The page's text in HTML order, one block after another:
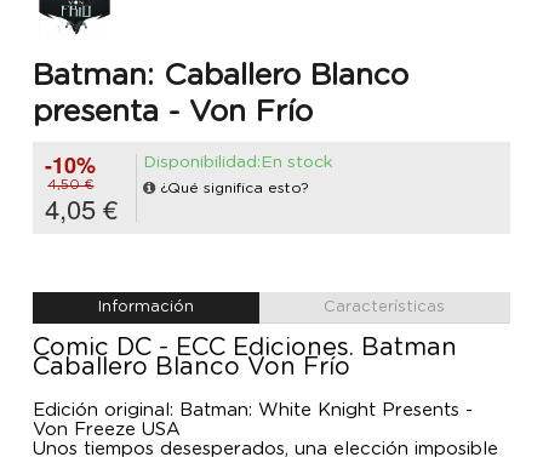
Batman: Caballero Blanco
presenta - Von Frío
-10%
4,50 €
4,05 €
Disponibilidad:En stock
¿Qué significa esto?
Información Características
Comic DC - ECC Ediciones. Batman
Caballero Blanco Von Frío
Edición original: Batman: White Knight Presents -
Von Freeze USA
Unos tiempos desesperados, una elección imposible